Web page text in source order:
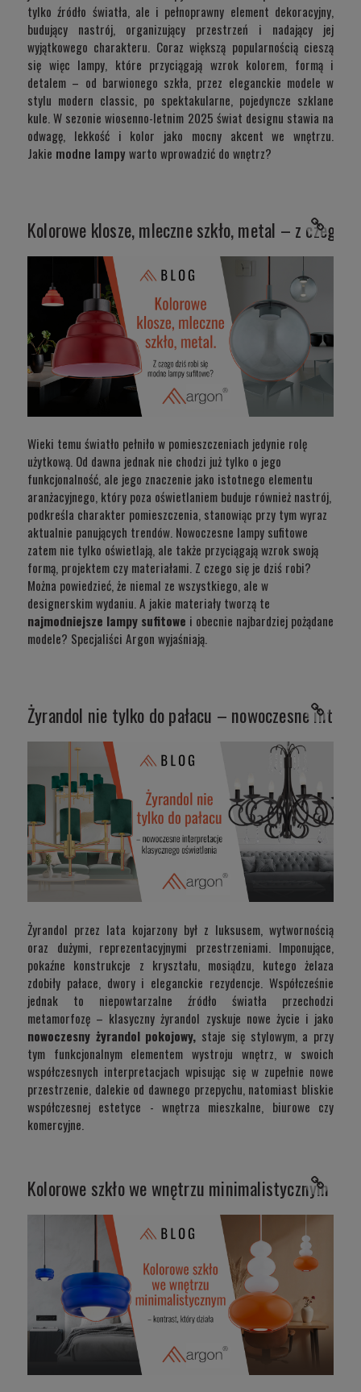
tylko źródło światła, ale i pełnoprawny element dekoracyjny,
budujący nastrój, organizujący przestrzeń i nadający jej
wyjątkowego charakteru. Coraz większą popularnością cieszą
się więc lampy, które przyciągają wzrok kolorem, formą i
detalem – od barwionego szkła, przez eleganckie modele w
stylu modern classic, po spektakularne, pojedyncze szklane
kule. W sezonie wiosenno-letnim 2025 świat designu stawia na
odwagę, lekkość i kolor jako mocny akcent we wnętrzu.
Jakie modne lampywarto wprowadzić do wnętrz?
Kolorowe klosze, mleczne szkło, metal – z
Wieki temu światło pełniło w pomieszczeniach jedynie rolę
użytkową. Od dawna jednak nie chodzi już tylko o jego
funkcjonalność, ale jego znaczenie jako istotnego elementu
aranżacyjnego, który poza oświetlaniem buduje również nastrój,
podkreśla charakter pomieszczenia, stanowiąc przy tym wyraz
aktualnie panujących trendów. Nowoczesne lampy sufitowe
zatem nie tylko oświetlają, ale także przyciągają wzrok swoją
formą, projektem czy materiałami. Z czego się je dziś robi?
Można powiedzieć, że niemal ze wszystkiego, ale w
designerskim wydaniu. A jakie materiały tworzą te
najmodniejsze lampy sufitowe i obecnie najbardziej pożądane
modele? Specjaliści Argon wyjaśniają.
Żyrandol nie tylko do pałacu – nowoczesne
Żyrandol przez lata kojarzony był z luksusem, wytwornością
oraz dużymi, reprezentacyjnymi przestrzeniami. Imponujące,
pokaźne konstrukcje z kryształu, mosiądzu, kutego żelaza
zdobiły pałace, dwory i eleganckie rezydencje. Współcześnie
jednak to niepowtarzalne źródło światła przechodzi
metamorfozę – klasyczny żyrandol zyskuje nowe życie i jako
nowoczesny żyrandol pokojowy, staje się stylowym, a przy
tym funkcjonalnym elementem wystroju wnętrz, w swoich
współczesnych interpretacjach wpisując się w zupełnie nowe
przestrzenie, dalekie od dawnego przepychu, natomiast bliskie
współczesnej estetyce - wnętrza mieszkalne, biurowe czy
komercyjne.
Kolorowe szkło we wnętrzu minimalistycznym –